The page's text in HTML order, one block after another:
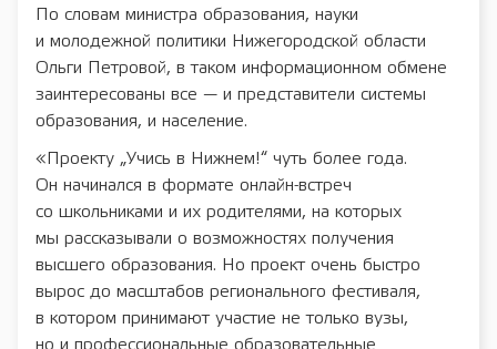
По словам министра образования, науки
и молодежной политики Нижегородской области
Ольги Петровой, в таком информационном обмене
заинтересованы все — и представители системы
образования, и население.
«Проекту „Учись в Нижнем!“ чуть более года.
Он начинался в формате онлайн-встреч
со школьниками и их родителями, на которых
мы рассказывали о возможностях получения
высшего образования. Но проект очень быстро
вырос до масштабов регионального фестиваля,
в котором принимают участие не только вузы,
но и профессиональные образовательные